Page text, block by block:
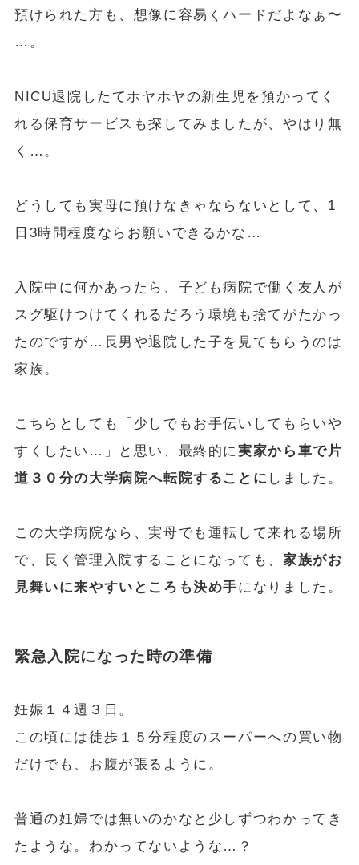
預けられた方も、想像に容易くハードだよなぁ〜
…。
NICU退院したてホヤホヤの新生児を預かってく
れる保育サービスも探してみましたが、やはり無
く…。
どうしても実母に預けなきゃならないとして、1
日3時間程度ならお願いできるかな…
入院中に何かあったら、子ども病院で働く友人が
スグ駆けつけてくれるだろう環境も捨てがたかっ
たのですが…長男や退院した子を見てもらうのは
家族。
こちらとしても「少しでもお手伝いしてもらいや
すくしたい…」と思い、最終的に実家から車で片
道３０分の大学病院へ転院することに しました。
この大学病院なら、実母でも運転して来れる場所
で、長く管理入院することになっても、 家族がお
見舞いに来やすいところも決め手になりました。
緊急入院になった時の準備
妊娠１４週３日。
この頃には徒歩１５分程度のスーパーへの買い物
だけでも、お腹が張るように。
普通の妊婦では無いのかなと少しずつわかってき
たような。わかってないような…？